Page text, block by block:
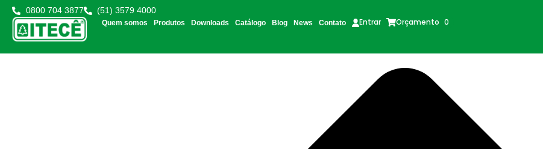
0800 704 3877 (51) 3579 4000
Quem somos Produtos Downloads Catálogo Blog News Contato Entrar Orçamento 0